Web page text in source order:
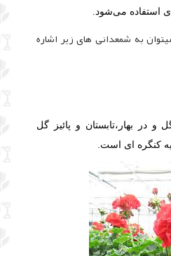
استفاده می‌شود.
به شمعدانی های زیر اشاره
در بهار،تابستان و پائیز گل
کنگره ای است.